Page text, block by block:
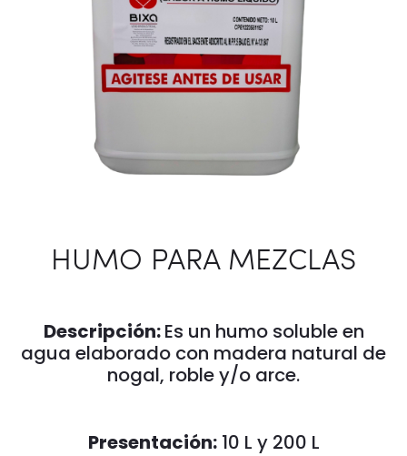
HUMO PARA MEZCLAS
Descripción:Es un humo soluble en
agua elaborado con madera natural de
nogal, roble y/o arce.
Presentación:10 L y 200 L